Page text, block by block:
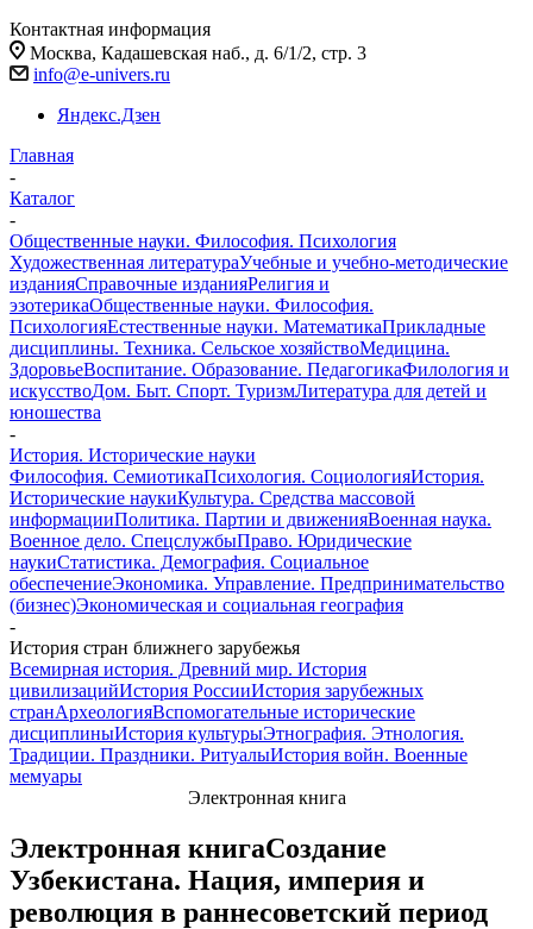
Контактная информация
Москва, Кадашевская наб., д. 6/1/2, стр. 3
info@e-univers.ru
Яндекс.Дзен
Главная
-
Каталог
-
Общественные науки. Философия. Психология
Художественная литератураУчебные и учебно-методические
изданияСправочные изданияРелигия и
эзотерикаОбщественные науки. Философия.
ПсихологияЕстественные науки. МатематикаПрикладные
дисциплины. Техника. Сельское хозяйствоМедицина.
ЗдоровьеВоспитание. Образование. ПедагогикаФилология и
искусствоДом. Быт. Спорт. ТуризмЛитература для детей и
юношества
-
История. Исторические науки
Философия. СемиотикаПсихология. СоциологияИстория.
Исторические наукиКультура. Средства массовой
информацииПолитика. Партии и движенияВоенная наука.
Военное дело. СпецслужбыПраво. Юридические
наукиСтатистика. Демография. Социальное
обеспечениеЭкономика. Управление. Предпринимательство
(бизнес)Экономическая и социальная география
-
История стран ближнего зарубежья
Всемирная история. Древний мир. История
цивилизацийИстория РоссииИстория зарубежных
странАрхеологияВспомогательные исторические
дисциплиныИстория культурыЭтнография. Этнология.
Традиции. Праздники. РитуалыИстория войн. Военные
мемуары
Электронная книга
Электронная книгаСоздание
Узбекистана. Нация, империя и
революция в раннесоветский период